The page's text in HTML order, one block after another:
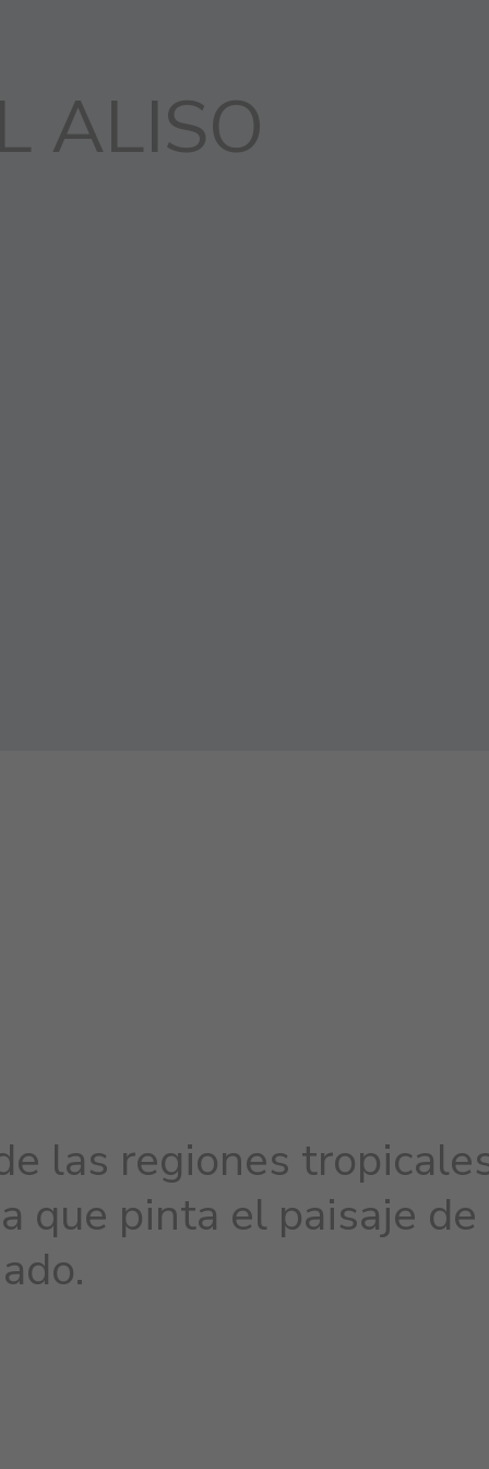
ALISO
las regiones
que pinta el paisaje de